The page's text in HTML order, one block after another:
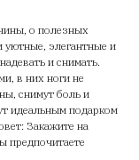
о полезных
уютные, элегантные и
и снимать.
в них ноги не
снимут боль и
идеальным подарком
Закажите на
предпочитаете